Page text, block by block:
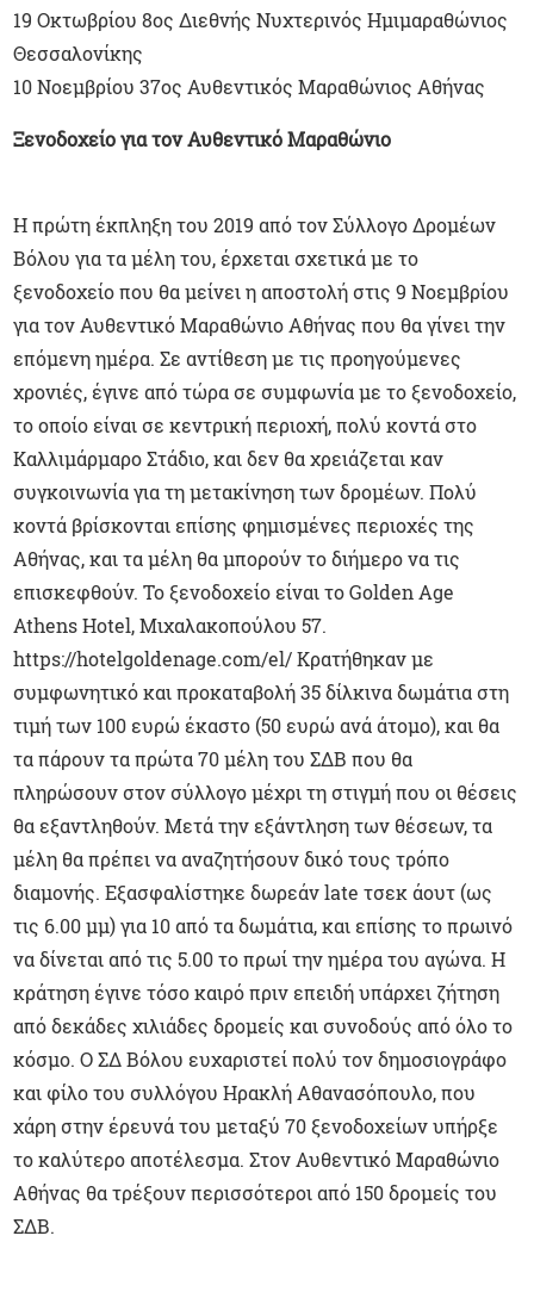
19 Οκτωβρίου 8ος Διεθνής Νυχτερινός Ημιμαραθώνιος
Θεσσαλονίκης
10 Νοεμβρίου 37ος Αυθεντικός Μαραθώνιος Αθήνας
Ξενοδοχείο για τον Αυθεντικό Μαραθώνιο
Η πρώτη έκπληξη του 2019 από τον Σύλλογο Δρομέων
Βόλου για τα μέλη του, έρχεται σχετικά με το
ξενοδοχείο που θα μείνει η αποστολή στις 9 Νοεμβρίου
για τον Αυθεντικό Μαραθώνιο Αθήνας που θα γίνει την
επόμενη ημέρα. Σε αντίθεση με τις προηγούμενες
χρονιές, έγινε από τώρα σε συμφωνία με το ξενοδοχείο,
το οποίο είναι σε κεντρική περιοχή, πολύ κοντά στο
Καλλιμάρμαρο Στάδιο, και δεν θα χρειάζεται καν
συγκοινωνία για τη μετακίνηση των δρομέων. Πολύ
κοντά βρίσκονται επίσης φημισμένες περιοχές της
Αθήνας, και τα μέλη θα μπορούν το διήμερο να τις
επισκεφθούν. Το ξενοδοχείο είναι το Golden Age
Athens Hotel, Μιχαλακοπούλου 57.
https://hotelgoldenage.com/el/ Κρατήθηκαν με
συμφωνητικό και προκαταβολή 35 δίλκινα δωμάτια στη
τιμή των 100 ευρώ έκαστο (50 ευρώ ανά άτομο), και θα
τα πάρουν τα πρώτα 70 μέλη του ΣΔΒ που θα
πληρώσουν στον σύλλογο μέχρι τη στιγμή που οι θέσεις
θα εξαντληθούν. Μετά την εξάντληση των θέσεων, τα
μέλη θα πρέπει να αναζητήσουν δικό τους τρόπο
διαμονής. Εξασφαλίστηκε δωρεάν late τσεκ άουτ (ως
τις 6.00 μμ) για 10 από τα δωμάτια, και επίσης το πρωινό
να δίνεται από τις 5.00 το πρωί την ημέρα του αγώνα. Η
κράτηση έγινε τόσο καιρό πριν επειδή υπάρχει ζήτηση
από δεκάδες χιλιάδες δρομείς και συνοδούς από όλο το
κόσμο. Ο ΣΔ Βόλου ευχαριστεί πολύ τον δημοσιογράφο
και φίλο του συλλόγου Ηρακλή Αθανασόπουλο, που
χάρη στην έρευνά του μεταξύ 70 ξενοδοχείων υπήρξε
το καλύτερο αποτέλεσμα. Στον Αυθεντικό Μαραθώνιο
Αθήνας θα τρέξουν περισσότεροι από 150 δρομείς του
ΣΔΒ.